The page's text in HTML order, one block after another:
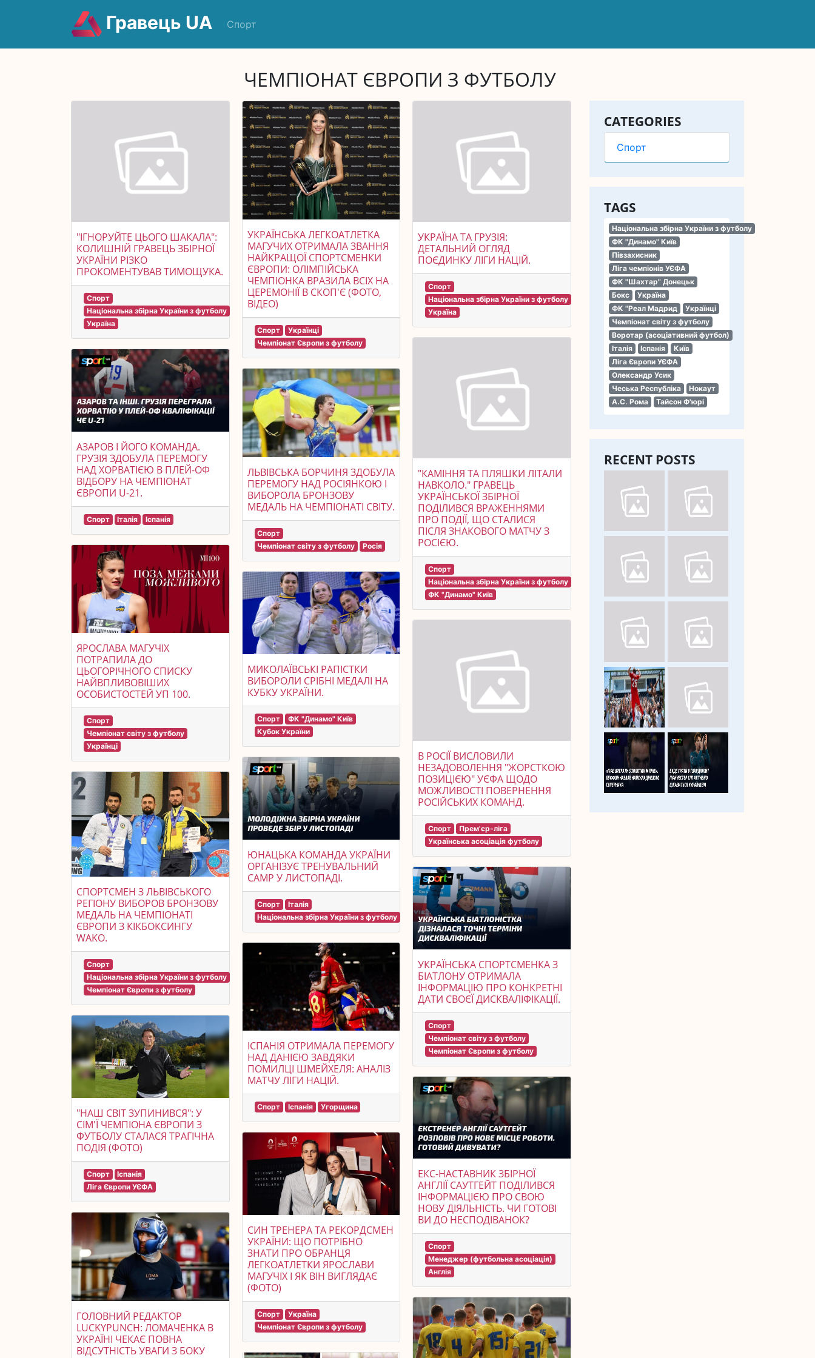
Гравець UA Спорт
ЧЕМПІОНАТ ЄВРОПИ З ФУТБОЛУ
CATEGORIES
Спорт
TAGS
Національна збірна України з футболу
ФК "Динамо" Київ
Півзахисник
Ліга чемпіонів УЄФА
ФК "Шахтар" Донецьк
Бокс
Україна
ФК "Реал Мадрид
Українці
Чемпіонат світу з футболу
Воротар (асоціативний футбол)
Італія
Іспанія
Київ
Ліга Європи УЄФА
Олександр Усик
Чеська Республіка
Нокаут
А.С. Рома
Тайсон Ф'юрі
RECENT POSTS
"ІГНОРУЙТЕ ЦЬОГО ШАКАЛА":
КОЛИШНІЙ ГРАВЕЦЬ ЗБІРНОЇ
УКРАЇНИ РІЗКО
ПРОКОМЕНТУВАВ ТИМОЩУКА.
Спорт
Національна збірна України з футболу
Україна
АЗАРОВ І ЙОГО КОМАНДА.
ГРУЗІЯ ЗДОБУЛА ПЕРЕМОГУ
НАД ХОРВАТІЄЮ В ПЛЕЙ-ОФ
ВІДБОРУ НА ЧЕМПІОНАТ
ЄВРОПИ U-21.
Спорт Італія Іспанія
ЯРОСЛАВА МАГУЧІХ
ПОТРАПИЛА ДО
ЦЬОГОРІЧНОГО СПИСКУ
НАЙВПЛИВОВІШИХ
ОСОБИСТОСТЕЙ УП 100.
Спорт
Чемпіонат світу з футболу
Українці
СПОРТСМЕН З ЛЬВІВСЬКОГО
РЕГІОНУ ВИБОРОВ БРОНЗОВУ
МЕДАЛЬ НА ЧЕМПІОНАТІ
ЄВРОПИ З КІКБОКСИНГУ
WAKO.
Спорт
Національна збірна України з футболу
Чемпіонат Європи з футболу
"НАШ СВІТ ЗУПИНИВСЯ": У
СІМ'Ї ЧЕМПІОНА ЄВРОПИ З
ФУТБОЛУ СТАЛАСЯ ТРАГІЧНА
ПОДІЯ (ФОТО)
Спорт
Іспанія
Ліга Європи УЄФА
ГОЛОВНИЙ РЕДАКТОР
LUCKYPUNCH: ЛОМАЧЕНКА В
УКРАЇНІ ЧЕКАЄ ПОВНА
ВІДСУТНІСТЬ УВАГИ З БОКУ
УКРАЇНСЬКА ЛЕГКОАТЛЕТКА
МАГУЧИХ ОТРИМАЛА ЗВАННЯ
НАЙКРАЩОЇ СПОРТСМЕНКИ
ЄВРОПИ: ОЛІМПІЙСЬКА
ЧЕМПІОНКА ВРАЗИЛА ВСІХ НА
ЦЕРЕМОНІЇ В СКОП'Є (ФОТО,
ВІДЕО)
Спорт
Українці
Чемпіонат Європи з футболу
ЛЬВІВСЬКА БОРЧИНЯ ЗДОБУЛА
ПЕРЕМОГУ НАД РОСІЯНКОЮ І
ВИБОРОЛА БРОНЗОВУ
МЕДАЛЬ НА ЧЕМПІОНАТІ СВІТУ.
Спорт
Чемпіонат світу з футболу
Росія
МИКОЛАЇВСЬКІ РАПІСТКИ
ВИБОРОЛИ СРІБНІ МЕДАЛІ НА
КУБКУ УКРАЇНИ.
Спорт
ФК "Динамо" Київ
Кубок України
ЮНАЦЬКА КОМАНДА УКРАЇНИ
ОРГАНІЗУЄ ТРЕНУВАЛЬНИЙ
CAMP У ЛИСТОПАДІ.
Спорт
Італія
Національна збірна України з футболу
ІСПАНІЯ ОТРИМАЛА ПЕРЕМОГУ
НАД ДАНІЄЮ ЗАВДЯКИ
ПОМИЛЦІ ШМЕЙХЕЛЯ: АНАЛІЗ
МАТЧУ ЛІГИ НАЦІЙ.
Спорт Іспанія Угорщина
СИН ТРЕНЕРА ТА РЕКОРДСМЕН
УКРАЇНИ: ЩО ПОТРІБНО
ЗНАТИ ПРО ОБРАНЦЯ
ЛЕГКОАТЛЕТКИ ЯРОСЛАВИ
МАГУЧІХ І ЯК ВІН ВИГЛЯДАЄ
(ФОТО)
Спорт
Україна
Чемпіонат Європи з футболу
УКРАЇНА ТА ГРУЗІЯ:
ДЕТАЛЬНИЙ ОГЛЯД
ПОЄДИНКУ ЛІГИ НАЦІЙ.
Спорт
Національна збірна України з футболу
Україна
"КАМІННЯ ТА ПЛЯШКИ ЛІТАЛИ
НАВКОЛО." ГРАВЕЦЬ
УКРАЇНСЬКОЇ ЗБІРНОЇ
ПОДІЛИВСЯ ВРАЖЕННЯМИ
ПРО ПОДІЇ, ЩО СТАЛИСЯ
ПІСЛЯ ЗНАКОВОГО МАТЧУ З
РОСІЄЮ.
Спорт
Національна збірна України з футболу
ФК "Динамо" Київ
В РОСІЇ ВИСЛОВИЛИ
НЕЗАДОВОЛЕННЯ "ЖОРСТКОЮ
ПОЗИЦІЄЮ" УЄФА ЩОДО
МОЖЛИВОСТІ ПОВЕРНЕННЯ
РОСІЙСЬКИХ КОМАНД.
Спорт
Прем'єр-ліга
Українська асоціація футболу
УКРАЇНСЬКА СПОРТСМЕНКА З
БІАТЛОНУ ОТРИМАЛА
ІНФОРМАЦІЮ ПРО КОНКРЕТНІ
ДАТИ СВОЄЇ ДИСКВАЛІФІКАЦІЇ.
Спорт
Чемпіонат світу з футболу
Чемпіонат Європи з футболу
ЕКС-НАСТАВНИК ЗБІРНОЇ
АНГЛІЇ САУТГЕЙТ ПОДІЛИВСЯ
ІНФОРМАЦІЄЮ ПРО СВОЮ
НОВУ ДІЯЛЬНІСТЬ. ЧИ ГОТОВІ
ВИ ДО НЕСПОДІВАНОК?
Спорт
Менеджер (футбольна асоціація)
Англія